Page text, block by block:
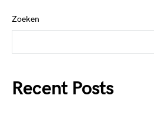
Zoeken
Recent Posts